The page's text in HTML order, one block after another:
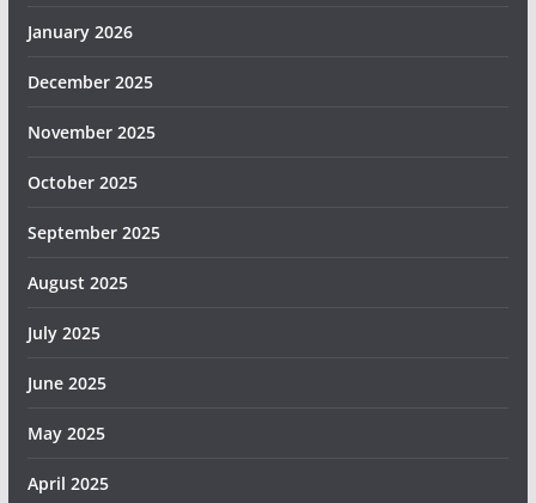
January 2026
December 2025
November 2025
October 2025
September 2025
August 2025
July 2025
June 2025
May 2025
April 2025